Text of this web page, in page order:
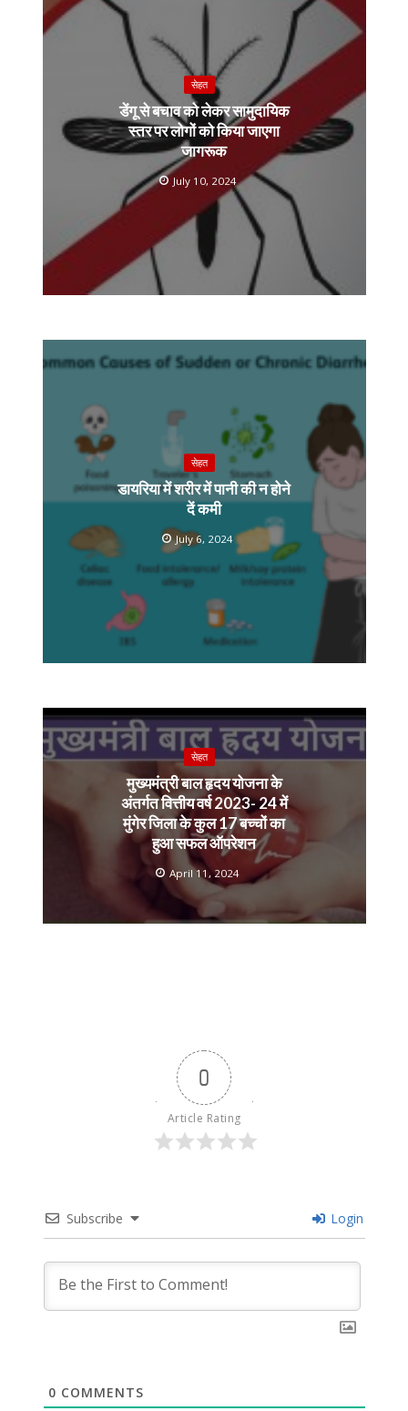
k p
सेहत
डेंगू से बचाव को लेकर सामुदायिक
स्तर पर लोगों को किया जाएगा
जागरूक
July 10, 2024
सेहत
डायरिया में शरीर में पानी की न होने
दें कमी
July 6, 2024
सेहत
मुख्यमंत्री बाल हृदय योजना के
अंतर्गत वित्तीय वर्ष 2023- 24 में
मुंगेर जिला के कुल 17 बच्चों का
हुआ सफल ऑपरेशन
April 11, 2024
0
Article Rating
Subscribe Login
0 COMMENTS